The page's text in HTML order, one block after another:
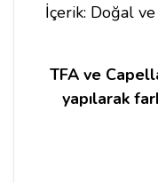
İçerik: Doğal
TFA ve
yapılarak